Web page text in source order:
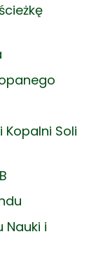
Soli
Nauki i